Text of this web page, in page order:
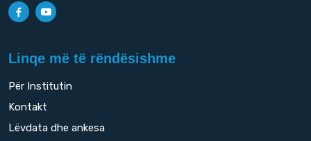
Linqe më të rëndësishme
Për Institutin
Kontakt
Lëvdata dhe ankesa